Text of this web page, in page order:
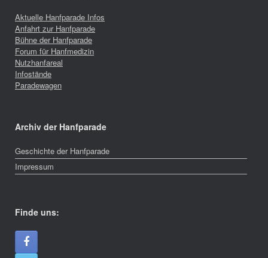
Aktuelle Hanfparade Infos
Anfahrt zur Hanfparade
Bühne der Hanfparade
Forum für Hanfmedizin
Nutzhanfareal
Infostände
Paradewagen
Archiv der Hanfparade
Geschichte der Hanfparade
Impressum
Finde uns: